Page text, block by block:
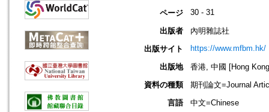
ページ 30 - 31
出版者
內明雜誌社
出版サイト
https://www.mfbm.hk/
出版地
香港, 中國 [Hong
資料の種類
期刊論文=Journal
言語
中文=Chinese